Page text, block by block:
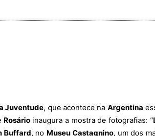
Juventude, que acontece na Argentina
Rosário inaugura a mostra de fotografias: “
Buffard, no Museu Castagnino, um dos